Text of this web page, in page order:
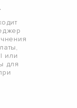
или
для